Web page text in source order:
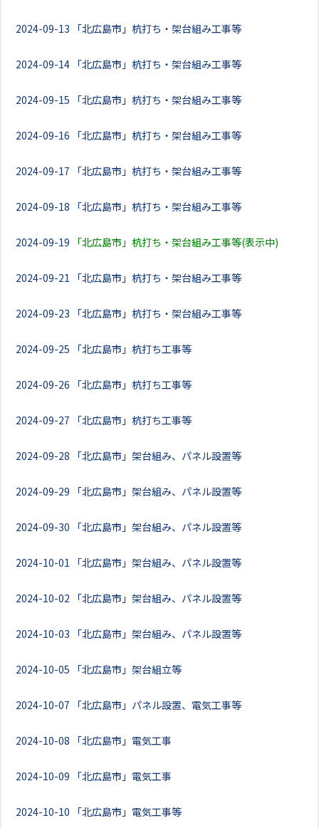
2024-09-13 「北広島市」杭打ち・架台組み工事等
2024-09-14 「北広島市」杭打ち・架台組み工事等
2024-09-15 「北広島市」杭打ち・架台組み工事等
2024-09-16 「北広島市」杭打ち・架台組み工事等
2024-09-17 「北広島市」杭打ち・架台組み工事等
2024-09-18 「北広島市」杭打ち・架台組み工事等
2024-09-19 「北広島市」杭打ち・架台組み工事等(表示中)
2024-09-21 「北広島市」杭打ち・架台組み工事等
2024-09-23 「北広島市」杭打ち・架台組み工事等
2024-09-25 「北広島市」杭打ち工事等
2024-09-26 「北広島市」杭打ち工事等
2024-09-27 「北広島市」杭打ち工事等
2024-09-28 「北広島市」架台組み、パネル設置等
2024-09-29 「北広島市」架台組み、パネル設置等
2024-09-30 「北広島市」架台組み、パネル設置等
2024-10-01 「北広島市」架台組み、パネル設置等
2024-10-02 「北広島市」架台組み、パネル設置等
2024-10-03 「北広島市」架台組み、パネル設置等
2024-10-05 「北広島市」架台組立等
2024-10-07 「北広島市」パネル設置、電気工事等
2024-10-08 「北広島市」電気工事
2024-10-09 「北広島市」電気工事
2024-10-10 「北広島市」電気工事等